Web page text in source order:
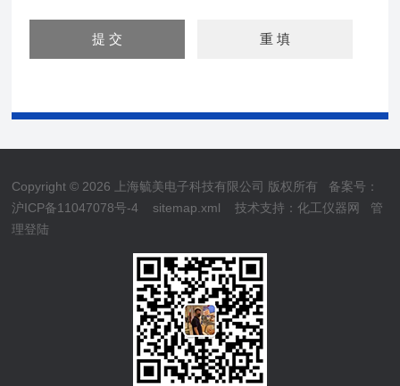
Copyright © 2026 上海毓美电子科技有限公司 版权所有 备案号：
沪ICP备11047078号-4
sitemap.xml 技术支持：化工仪器网
管
理登陆